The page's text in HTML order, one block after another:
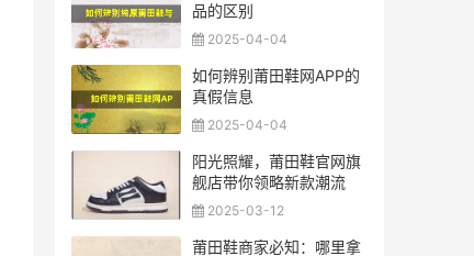
品的区别
2025-04-04
如何辨别莆田鞋网APP的
真假信息
2025-04-04
阳光照耀，莆田鞋官网旗
舰店带你领略新款潮流
2025-03-12
莆田鞋商家必知：哪里拿